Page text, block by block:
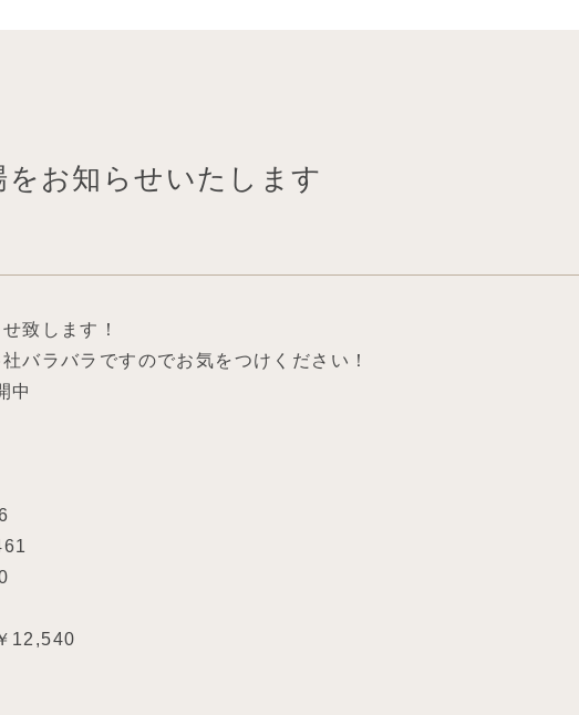
お知らせいたします
致します！
バラバラですのでお気をつけください！
中
12,540